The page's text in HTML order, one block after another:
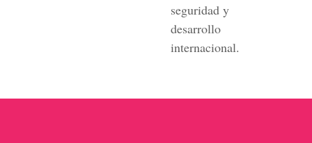
seguridad y
desarrollo
internacional.